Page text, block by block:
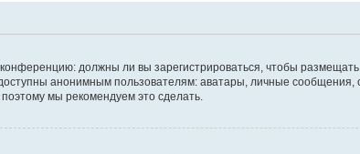
должны ли вы зарегистрироваться, чтобы
анонимным пользователям: аватары, личные сообщения,
мы рекомендуем это сделать.